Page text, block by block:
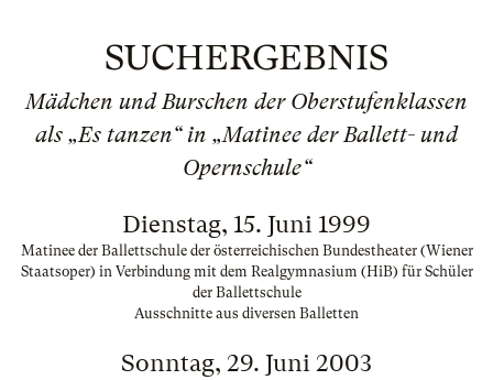
SUCHERGEBNIS
Mädchen und Burschen der Oberstufenklassen
als „Es tanzen“ in „Matinee der Ballett- und
Opernschule“
Dienstag, 15. Juni 1999
Matinee der Ballettschule der österreichischen Bundestheater (Wiener
Staatsoper) in Verbindung mit dem Realgymnasium (HiB) für Schüler
der Ballettschule
Ausschnitte aus diversen Balletten
Sonntag, 29. Juni 2003